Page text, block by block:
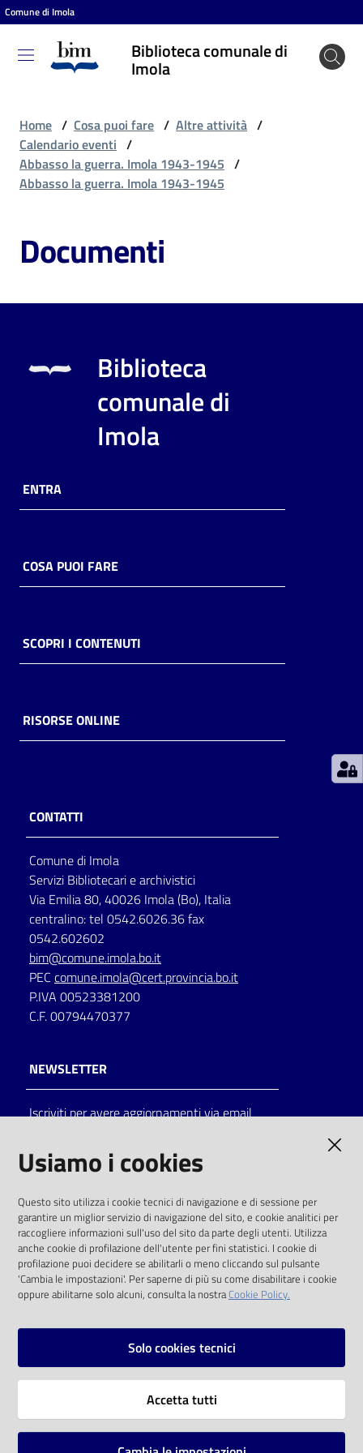
Vai al contenuto
Vai alla navigazione
Vai al footer
Comune di Imola
Biblioteca comunale di
Imola
Biblioteca
comunale
Entra
Cosa
puoi
Archivio
Decentrate
lettura
Seguici
su
Catalogo
Eventi
Chiedi al
bibliotecario
Avvisi
Home / Cosa puoi fare / Altre attività /
Calendario eventi /
Abbasso la guerra. Imola 1943-1945 /
Abbasso la guerra. Imola 1943-1945
Documenti
Biblioteca
comunale di
Imola
ENTRA
COSA PUOI FARE
SCOPRI I CONTENUTI
RISORSE ONLINE
CONTATTI
Comune di Imola
Servizi Bibliotecari e archivistici
Via Emilia 80, 40026 Imola (Bo), Italia
centralino: tel 0542.6026.36 fax
0542.602602
bim@comune.imola.bo.it
PEC comune.imola@cert.provincia.bo.it
P.IVA 00523381200
C.F. 00794470377
NEWSLETTER
Iscriviti per avere aggiornamenti via email
solo alle condizioni previste dalla direttiva
comunitaria 2003/98/CE e dal d.lgs. 36/2006
SOCIAL
Instagram
Vai alla pagina
Usiamo i cookies
Questo sito utilizza i cookie tecnici di navigazione e di sessione per
garantire un miglior servizio di navigazione del sito, e cookie analitici per
raccogliere informazioni sull'uso del sito da parte degli utenti. Utilizza
anche cookie di profilazione dell'utente per fini statistici. I cookie di
profilazione puoi decidere se abilitarli o meno cliccando sul pulsante
'Cambia le impostazioni'. Per saperne di più su come disabilitare i cookie
oppure abilitarne solo alcuni, consulta la nostraCookie Policy.
Solo cookies tecnici
Accetta tutti